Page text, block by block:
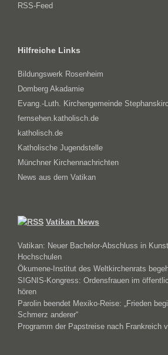
RSS-Feed
Hilfreiche Links
Bildungswerk Rosenheim
Domberg Akadamie
Evang.-Luth. Kirchengemeinde
fernsehen.katholisch.de
katholisch.de
Katholische Jugendstelle
Münchner Kirchennachrichten
News aus dem Vatikan
Vatikan News
Vatikan: Neuer Bachelor-Abschluss in
Hochschulen
Ökumene-Institut des Weltkirchenrats
SIGNIS-Kongress: Ordensfrauen im
hören
Parolin beendet Mexiko-Reise: „Frieden
Schmerz anderer“
Programm der Papstreise nach Frankreich